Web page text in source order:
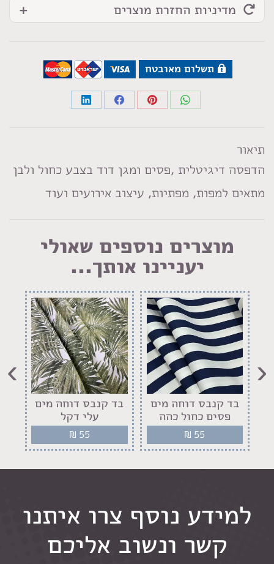
מדיניות החזרת מוצרים
תשלום מאובטח
Share
Share
Share
Share
תיאור
הדפסה דיגיטלית ,פסים ומגן דוד בצבע כחול ולבן
מתאים למפות, מפתיות, עיצוב אירועים ועוד
מוצרים נוספים שאולי
יעניינו אותך...
בד קנבס דוחה מים
פסים כחול כהה
₪ 55
בד קנבס דוחה מים
עלי דקל
₪ 55
‹
›
למידע נוסף צרו איתנו
קשר ונשוב אליכם